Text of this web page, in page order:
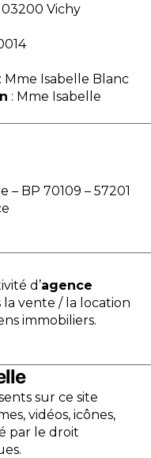
03200 Vichy
: Mme Isabelle Blanc
: Mme Isabelle
– BP 70109 – 57201
d’agence
la vente / la location
immobiliers.
sur ce site
vidéos, icônes,
par le droit